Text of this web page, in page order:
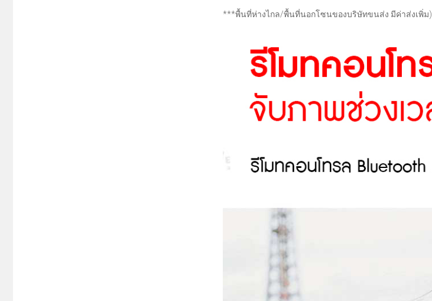
***พื้นที่ห่างไกล/พื้นที่นอกโซนของบริษัทขนส่ง มีค่าส่งเพิ่ม)